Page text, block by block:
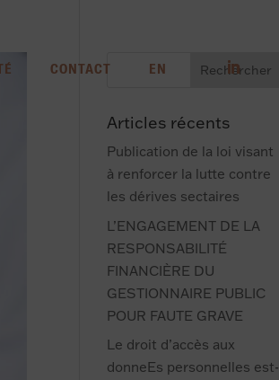
CONTACT EN
Articles récents
Publication de la loi visant
à renforcer la lutte contre
les dérives sectaires
L’ENGAGEMENT DE LA
RESPONSABILITÉ
FINANCIÈRE DU
GESTIONNAIRE PUBLIC
POUR FAUTE GRAVE
Le droit d’accès aux
donneEs personnelles est-